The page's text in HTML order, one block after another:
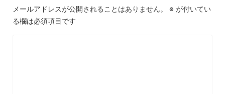
メールアドレスが公開されることはありません。 ※ が付いてい
る欄は必須項目です